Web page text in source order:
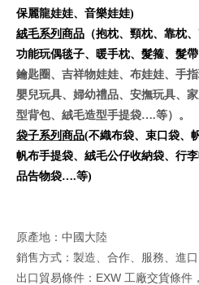
保麗龍娃娃、音樂娃娃)
絨毛系列商品 （抱枕、頸枕、靠枕
功能玩偶毯子、暖手枕、髮箍、髮
鑰匙圈、吉祥物娃娃、布娃娃、手
嬰兒玩具、婦幼禮品、安撫玩具、
型背包、絨毛造型手提袋….等）。
袋子系列商品(不織布袋、束口袋、
帆布手提袋、絨毛公仔收納袋、行
品告物袋….等)
原產地：中國大陸
銷售方式：製造、合作、服務、進
出口貿易條件：EXW 工廠交貨條件